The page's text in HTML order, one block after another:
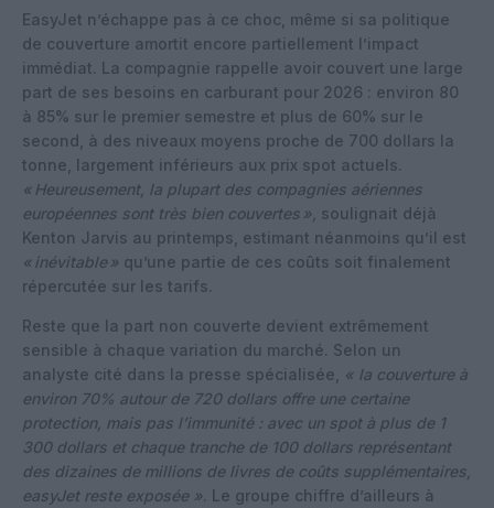
EasyJet n’échappe pas à ce choc, même si sa politique
de couverture amortit encore partiellement l’impact
immédiat. La compagnie rappelle avoir couvert une large
part de ses besoins en carburant pour 2026 : environ 80
à 85% sur le premier semestre et plus de 60% sur le
second, à des niveaux moyens proche de 700 dollars la
tonne, largement inférieurs aux prix spot actuels.
« Heureusement, la plupart des compagnies aériennes
européennes sont très bien couvertes », soulignait déjà
Kenton Jarvis au printemps, estimant néanmoins qu’il est
« inévitable » qu’une partie de ces coûts soit finalement
répercutée sur les tarifs.
Reste que la part non couverte devient extrêmement
sensible à chaque variation du marché. Selon un
analyste cité dans la presse spécialisée,
« la couverture à
environ 70% autour de 720 dollars offre une certaine
protection, mais pas l’immunité : avec un spot à plus de 1
300 dollars et chaque tranche de 100 dollars représentant
des dizaines de millions de livres de coûts supplémentaires,
easyJet reste exposée ». Le groupe chiffre d’ailleurs à